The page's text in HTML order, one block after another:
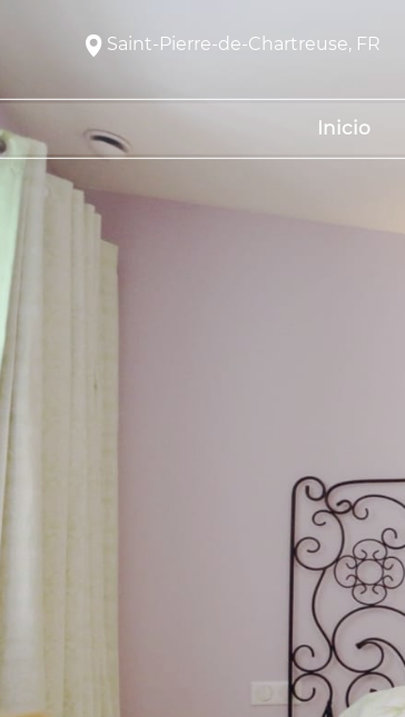
Saint-Pierre-de-Chartreuse, FR
Inicio